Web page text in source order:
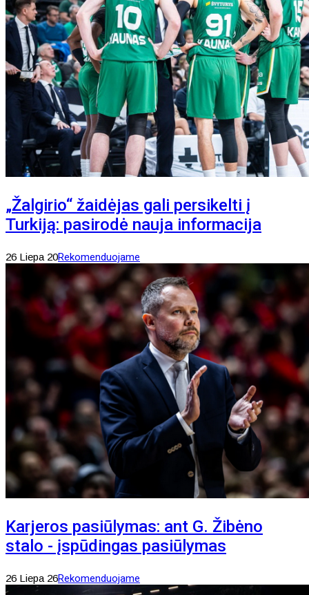
„Žalgirio“ žaidėjas gali persikelti į
Turkiją: pasirodė nauja informacija
26 Liepa 20Rekomenduojame
Karjeros pasiūlymas: ant G. Žibėno
stalo - įspūdingas pasiūlymas
26 Liepa 26Rekomenduojame